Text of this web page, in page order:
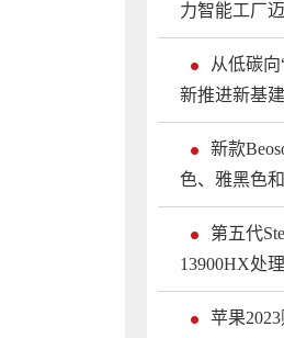
力智能工厂
从低碳
新推进新基
新款
色、雅黑色
第五代
13900HX处
苹果